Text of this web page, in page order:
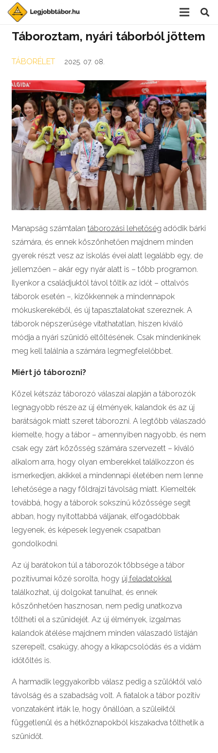
Táboroztam, nyári táborból jöttem
TÁBORÉLET 2025. 07. 08.
Manapság számtalan táborozási lehetőség adódik bárki
számára, és ennek köszönhetően majdnem minden
gyerek részt vesz az iskolás évei alatt legalább egy, de
jellemzően – akár egy nyár alatt is – több programon.
Ilyenkor a családjuktól távol töltik az időt – ottalvós
táborok esetén –, kizökkennek a mindennapok
mókuskerekéből, és új tapasztalatokat szereznek. A
táborok népszerűsége vitathatatlan, hiszen kiváló
módja a nyári szünidő eltöltésének. Csak mindenkinek
meg kell találnia a számára legmegfelelőbbet.
Miért jó táborozni?
Közel kétszáz táborozó válaszai alapján a táborozók
legnagyobb része az új élmények, kalandok és az új
barátságok miatt szeret táborozni. A legtöbb válaszadó
kiemelte, hogy a tábor – amennyiben nagyobb, és nem
csak egy zárt közösség számára szervezett – kiváló
alkalom arra, hogy olyan emberekkel találkozzon és
ismerkedjen, akikkel a mindennapi életében nem lenne
lehetősége a nagy földrajzi távolság miatt. Kiemelték
továbbá, hogy a táborok sokszínű közössége segít
abban, hogy nyitottabbá váljanak, elfogadóbbak
legyenek, és képesek legyenek csapatban
gondolkodni.
Az új barátokon túl a táborozók többsége a tábor
pozitívumai közé sorolta, hogy új feladatokkal
találkozhat, új dolgokat tanulhat, és ennek
köszönhetően hasznosan, nem pedig unatkozva
töltheti el a szünidejét. Az új élmények, izgalmas
kalandok átélése majdnem minden válaszadó listáján
szerepelt, csakúgy, ahogy a kikapcsolódás és a vidám
időtöltés is.
A harmadik leggyakoribb válasz pedig a szülőktől való
távolság és a szabadság volt. A fiatalok a tábor pozitív
vonzataként írták le, hogy önállóan, a szüleiktől
függetlenül és a hétköznapokból kiszakadva tölthetik a
szünidőt.